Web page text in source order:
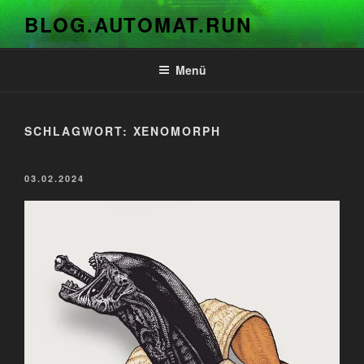
Zum
Inhalt
springen
BLOG.AUTOMAT.RUN
Menü
SCHLAGWORT: XENOMORPH
VERÖFFENTLICHT
03.02.2024